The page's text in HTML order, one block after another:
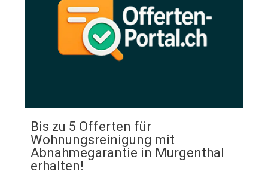
Bis zu 5 Offerten für
Wohnungsreinigung mit
Abnahmegarantie in Murgenthal
erhalten!